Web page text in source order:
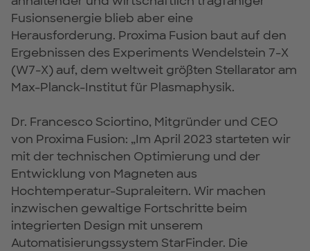
Fusionsenergie blieb aber eine
Herausforderung. Proxima Fusion baut auf den
Ergebnissen des Experiments Wendelstein 7-X
(W7-X) auf, dem weltweit größten Stellarator am
Max-Planck-Institut für Plasmaphysik.
Dr. Francesco Sciortino, Mitgründer und CEO
von Proxima Fusion: „Im April 2023 starteten wir
mit der technischen Optimierung und der
Entwicklung von Magneten aus
Hochtemperatur-Supraleitern. Wir machen
inzwischen gewaltige Fortschritte beim
integrierten Design mit unserem
Automatisierungssystem StarFinder. Die